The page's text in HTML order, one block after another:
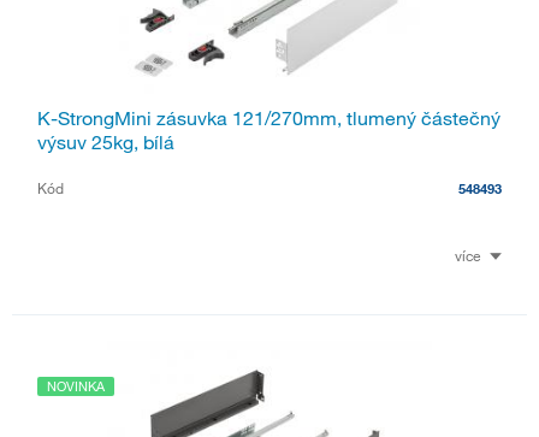
K-StrongMini zásuvka 121/270mm, tlumený částečný
výsuv 25kg, bílá
Kód 548493
více
NOVINKA